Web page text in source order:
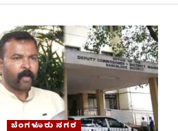
ಬೆಂಗಳೂರು ನಗರ